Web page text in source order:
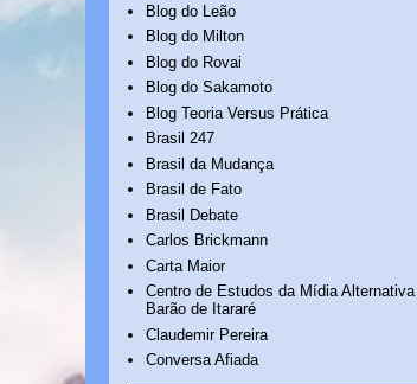
Blog do Leão
Blog do Milton
Blog do Rovai
Blog do Sakamoto
Blog Teoria Versus Prática
Brasil 247
Brasil da Mudança
Brasil de Fato
Brasil Debate
Carlos Brickmann
Carta Maior
Centro de Estudos da Mídia Alternativa
Barão de Itararé
Claudemir Pereira
Conversa Afiada